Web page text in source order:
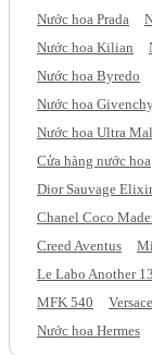
Nước hoa Prada
Nước hoa Kilian
Nước hoa Byredo
Nước hoa
Nước hoa Ultra
Cửa hàng nước hoa
Dior Sauvage Elixir
Chanel Coco
Creed Aventus
Le Labo Another 13
MFK 540
Nước hoa Hermes